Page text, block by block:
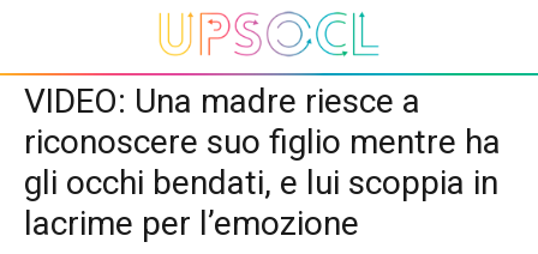
VIDEO: Una madre riesce a
riconoscere suo figlio mentre ha
gli occhi bendati, e lui scoppia in
lacrime per l’emozione